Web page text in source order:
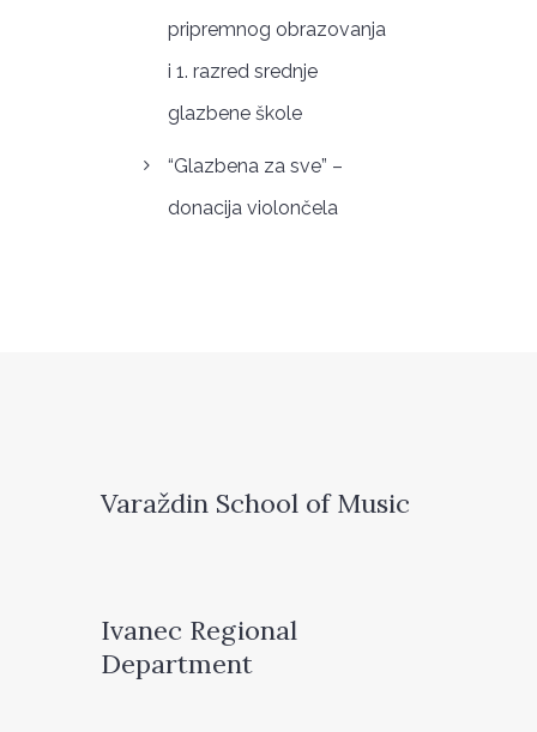
pripremnog obrazovanja
i 1. razred srednje
glazbene škole
“Glazbena za sve” –
donacija violončela
Varaždin School of Music
Ivanec Regional
Department